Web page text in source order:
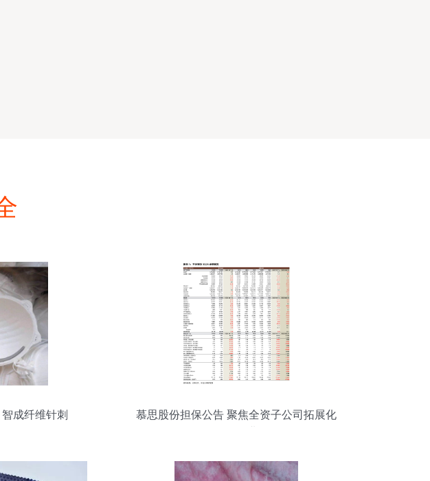
成纤维针刺
慕思股份担保公告 聚焦全资子公司拓展化